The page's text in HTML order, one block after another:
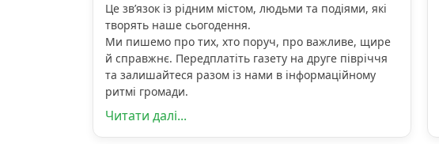
Це зв’язок із рідним містом, людьми та подіями, які
творять наше сьогодення.
Ми пишемо про тих, хто поруч, про важливе, щире
й справжнє. Передплатіть газету на друге півріччя
та залишайтеся разом із нами в інформаційному
ритмі громади.
Читати далі...